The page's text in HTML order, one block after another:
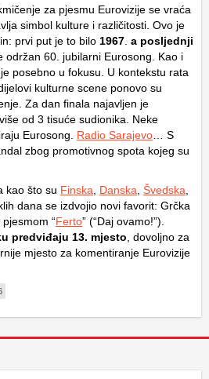
za pjesmu Eurovizije se vraća
simbol kulture i različitosti. Ovo je
prvi put je to bilo 1967 a posljednji
održan 60. jubilarni Eurosong. Kao i
posebno u fokusu. U kontekstu rata
kulturne scene ponovo su
Za dan finala najavljen je
od 3 tisuće sudionika. Neke
Eurosong. Radio Sarajevo … S
zbog promotivnog spota kojeg su
kao što su Finska Danska Švedska
dana se izdvojio novi favorit: Grčka
“Ferto” (“Daj ovamo!”).
predviđaju 13. mjesto , dovoljno za
mjesto za komentiranje Eurovizije